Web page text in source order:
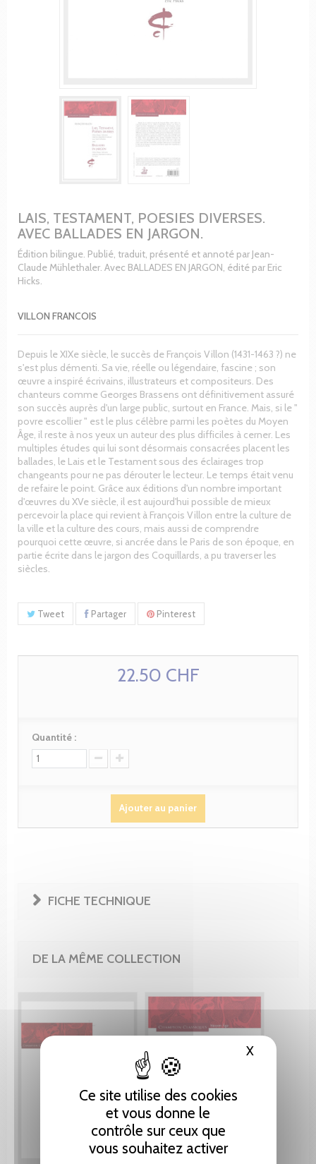
Ce site utilise des cookies
et vous donne le
contrôle sur ceux que
vous souhaitez activer
XMasquer
LAIS, TESTAMENT, POESIES DIVERSES.
AVEC BALLADES EN JARGON.
Édition bilingue. Publié, traduit, présenté et annoté par Jean-
Claude Mühlethaler. Avec BALLADES EN JARGON, édité par Eric
Hicks.
VILLON FRANCOIS
Depuis le XIXe siècle, le succès de François Villon (1431-1463 ?) ne
s'est plus démenti. Sa vie, réelle ou légendaire, fascine ; son
œuvre a inspiré écrivains, illustrateurs et compositeurs. Des
chanteurs comme Georges Brassens ont définitivement assuré
son succès auprès d'un large public, surtout en France. Mais, si le "
povre escollier " est le plus célèbre parmi les poètes du Moyen
Âge, il reste à nos yeux un auteur des plus difficiles à cerner. Les
multiples études qui lui sont désormais consacrées placent les
ballades, le Lais et le Testament sous des éclairages trop
changeants pour ne pas dérouter le lecteur. Le temps était venu
de refaire le point. Grâce aux éditions d'un nombre important
d'œuvres du XVe siècle, il est aujourd'hui possible de mieux
percevoir la place qui revient à François Villon entre la culture de
la ville et la culture des cours, mais aussi de comprendre
pourquoi cette œuvre, si ancrée dans le Paris de son époque, en
partie écrite dans le jargon des Coquillards, a pu traverser les
siècles.
Tweet Partager Pinterest
22.50 CHF
Quantité :
Ajouter au panier
FICHE TECHNIQUE
DE LA MÊME COLLECTION